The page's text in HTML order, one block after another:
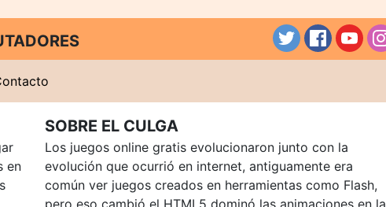
en
SOBRE EL CULGA
Los juegos online gratis evolucionaron junto con la
evolución que ocurrió en internet, antiguamente era
común ver juegos creados en herramientas como Flash,
pero eso cambió el HTML5 dominó las animaciones en la